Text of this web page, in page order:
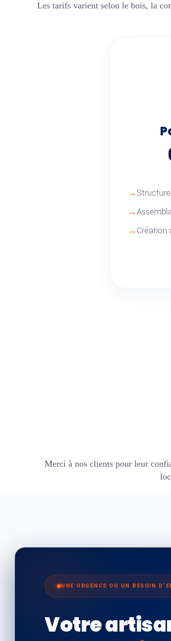
Les tarifs varient selon le bois, la
Création
Merci à nos clients pour leur
UNE URGENCE OU UN BESOIN
Votre